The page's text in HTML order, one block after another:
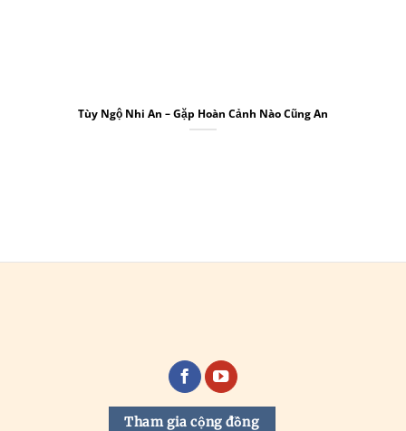
Tùy Ngộ Nhi An – Gặp Hoàn Cảnh Nào Cũng An
Tham gia cộng đồng